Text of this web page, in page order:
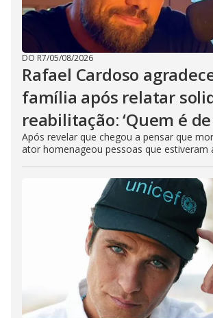
DO R7/05/08/2026
Rafael Cardoso
família após relatar
reabilitação: ‘Quem é
Após revelar que chegou a pensar que
ator homenageou pessoas que estiveram